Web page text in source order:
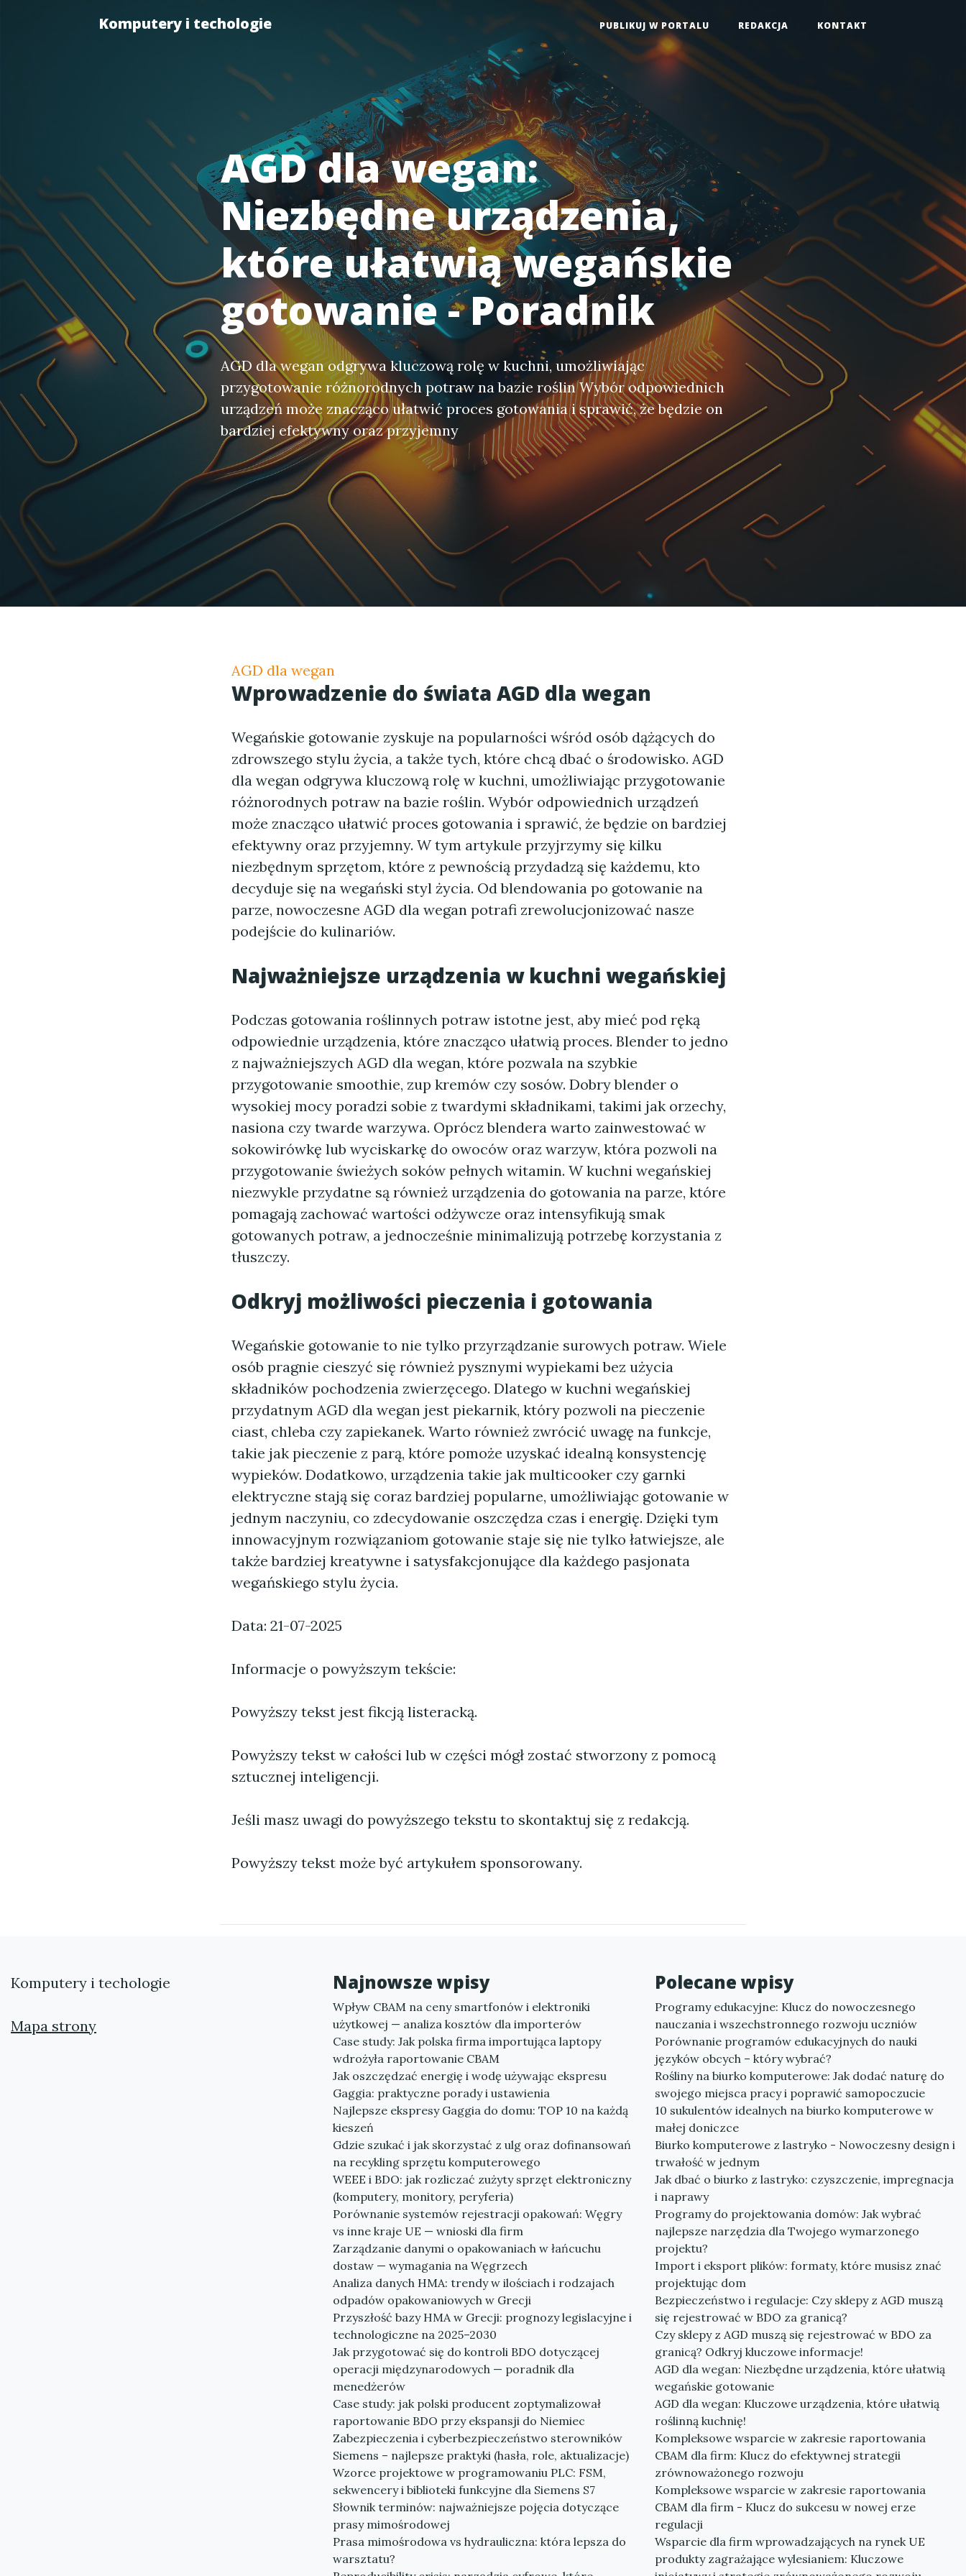
Komputery i techologie PUBLIKUJ W PORTALU REDAKCJA KONTAKT
AGD dla wegan:
Niezbędne urządzenia,
które ułatwią wegańskie
gotowanie - Poradnik
AGD dla wegan odgrywa kluczową rolę w kuchni, umożliwiając
przygotowanie różnorodnych potraw na bazie roślin Wybór odpowiednich
urządzeń może znacząco ułatwić proces gotowania i sprawić, że będzie on
bardziej efektywny oraz przyjemny
AGD dla wegan
Wprowadzenie do świata AGD dla wegan
Wegańskie gotowanie zyskuje na popularności wśród osób dążących do
zdrowszego stylu życia, a także tych, które chcą dbać o środowisko. AGD
dla wegan odgrywa kluczową rolę w kuchni, umożliwiając przygotowanie
różnorodnych potraw na bazie roślin. Wybór odpowiednich urządzeń
może znacząco ułatwić proces gotowania i sprawić, że będzie on bardziej
efektywny oraz przyjemny. W tym artykule przyjrzymy się kilku
niezbędnym sprzętom, które z pewnością przydadzą się każdemu, kto
decyduje się na wegański styl życia. Od blendowania po gotowanie na
parze, nowoczesne AGD dla wegan potrafi zrewolucjonizować nasze
podejście do kulinariów.
Najważniejsze urządzenia w kuchni wegańskiej
Podczas gotowania roślinnych potraw istotne jest, aby mieć pod ręką
odpowiednie urządzenia, które znacząco ułatwią proces. Blender to jedno
z najważniejszych AGD dla wegan, które pozwala na szybkie
przygotowanie smoothie, zup kremów czy sosów. Dobry blender o
wysokiej mocy poradzi sobie z twardymi składnikami, takimi jak orzechy,
nasiona czy twarde warzywa. Oprócz blendera warto zainwestować w
sokowirówkę lub wyciskarkę do owoców oraz warzyw, która pozwoli na
przygotowanie świeżych soków pełnych witamin. W kuchni wegańskiej
niezwykle przydatne są również urządzenia do gotowania na parze, które
pomagają zachować wartości odżywcze oraz intensyfikują smak
gotowanych potraw, a jednocześnie minimalizują potrzebę korzystania z
tłuszczy.
Odkryj możliwości pieczenia i gotowania
Wegańskie gotowanie to nie tylko przyrządzanie surowych potraw. Wiele
osób pragnie cieszyć się również pysznymi wypiekami bez użycia
składników pochodzenia zwierzęcego. Dlatego w kuchni wegańskiej
przydatnym AGD dla wegan jest piekarnik, który pozwoli na pieczenie
ciast, chleba czy zapiekanek. Warto również zwrócić uwagę na funkcje,
takie jak pieczenie z parą, które pomoże uzyskać idealną konsystencję
wypieków. Dodatkowo, urządzenia takie jak multicooker czy garnki
elektryczne stają się coraz bardziej popularne, umożliwiając gotowanie w
jednym naczyniu, co zdecydowanie oszczędza czas i energię. Dzięki tym
innowacyjnym rozwiązaniom gotowanie staje się nie tylko łatwiejsze, ale
także bardziej kreatywne i satysfakcjonujące dla każdego pasjonata
wegańskiego stylu życia.
Data: 21-07-2025
Informacje o powyższym tekście:
Powyższy tekst jest fikcją listeracką.
Powyższy tekst w całości lub w części mógł zostać stworzony z pomocą
sztucznej inteligencji.
Jeśli masz uwagi do powyższego tekstu to skontaktuj się z redakcją.
Powyższy tekst może być artykułem sponsorowany.
Komputery i techologie
Mapa strony
Najnowsze wpisy
Wpływ CBAM na ceny smartfonów i elektroniki
użytkowej — analiza kosztów dla importerów
Case study: Jak polska firma importująca laptopy
wdrożyła raportowanie CBAM
Jak oszczędzać energię i wodę używając ekspresu
Gaggia: praktyczne porady i ustawienia
Najlepsze ekspresy Gaggia do domu: TOP 10 na każdą
kieszeń
Gdzie szukać i jak skorzystać z ulg oraz dofinansowań
na recykling sprzętu komputerowego
WEEE i BDO: jak rozliczać zużyty sprzęt elektroniczny
(komputery, monitory, peryferia)
Porównanie systemów rejestracji opakowań: Węgry
vs inne kraje UE — wnioski dla firm
Zarządzanie danymi o opakowaniach w łańcuchu
dostaw — wymagania na Węgrzech
Analiza danych HMA: trendy w ilościach i rodzajach
odpadów opakowaniowych w Grecji
Przyszłość bazy HMA w Grecji: prognozy legislacyjne i
technologiczne na 2025–2030
Jak przygotować się do kontroli BDO dotyczącej
operacji międzynarodowych — poradnik dla
menedżerów
Case study: jak polski producent zoptymalizował
raportowanie BDO przy ekspansji do Niemiec
Zabezpieczenia i cyberbezpieczeństwo sterowników
Siemens – najlepsze praktyki (hasła, role, aktualizacje)
Wzorce projektowe w programowaniu PLC: FSM,
sekwencery i biblioteki funkcyjne dla Siemens S7
Słownik terminów: najważniejsze pojęcia dotyczące
prasy mimośrodowej
Prasa mimośrodowa vs hydrauliczna: która lepsza do
warsztatu?
Polecane wpisy
Programy edukacyjne: Klucz do nowoczesnego
nauczania i wszechstronnego rozwoju uczniów
Porównanie programów edukacyjnych do nauki
języków obcych – który wybrać?
Rośliny na biurko komputerowe: Jak dodać naturę do
swojego miejsca pracy i poprawić samopoczucie
10 sukulentów idealnych na biurko komputerowe w
małej doniczce
Biurko komputerowe z lastryko - Nowoczesny design i
trwałość w jednym
Jak dbać o biurko z lastryko: czyszczenie, impregnacja
i naprawy
Programy do projektowania domów: Jak wybrać
najlepsze narzędzia dla Twojego wymarzonego
projektu?
Import i eksport plików: formaty, które musisz znać
projektując dom
Bezpieczeństwo i regulacje: Czy sklepy z AGD muszą
się rejestrować w BDO za granicą?
Czy sklepy z AGD muszą się rejestrować w BDO za
granicą? Odkryj kluczowe informacje!
AGD dla wegan: Niezbędne urządzenia, które ułatwią
wegańskie gotowanie
AGD dla wegan: Kluczowe urządzenia, które ułatwią
roślinną kuchnię!
Kompleksowe wsparcie w zakresie raportowania
CBAM dla firm: Klucz do efektywnej strategii
zrównoważonego rozwoju
Kompleksowe wsparcie w zakresie raportowania
CBAM dla firm - Klucz do sukcesu w nowej erze
regulacji
Wsparcie dla firm wprowadzających na rynek UE
produkty zagrażające wylesianiem: Kluczowe